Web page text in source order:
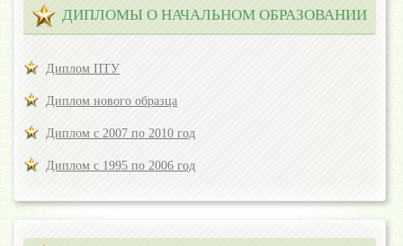
ДИПЛОМЫ О НАЧАЛЬНОМ ОБРАЗОВАНИИ
Диплом ПТУ
Диплом нового образца
Диплом с 2007 по 2010 год
Диплом с 1995 по 2006 год